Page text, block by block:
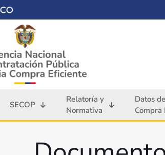
SECOP
Relatoría y
Normativa
Datos de
Compra